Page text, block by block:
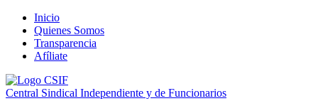
Inicio
Quienes Somos
Transparencia
Afíliate
Central Sindical Independiente y de Funcionarios